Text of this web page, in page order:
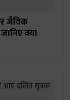
जैविक
क्या